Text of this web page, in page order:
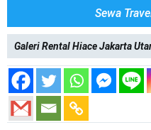
Sewa
Galeri Rental Hiace Jakarta